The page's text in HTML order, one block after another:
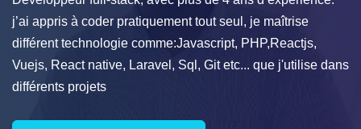
j’ai appris à coder pratiquement tout seul, je maîtrise
différent technologie comme:Javascript, PHP,Reactjs,
Vuejs, React native, Laravel, Sql, Git etc... que j'utilise dans
différents projets